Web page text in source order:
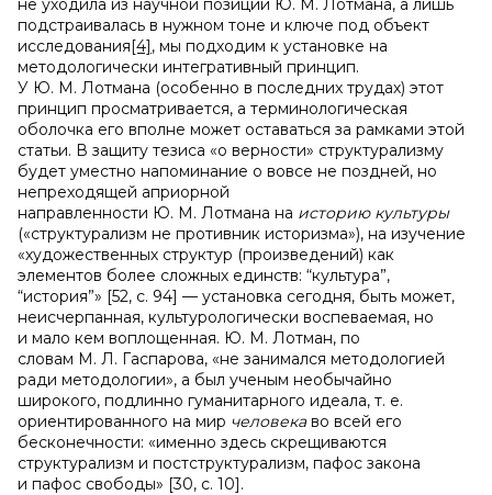
не уходила из научной позиции Ю. М. Лотмана, а лишь
подстраивалась в нужном тоне и ключе под объект
исследования[4], мы подходим к установке на
методологически интегративный принцип.
У Ю. М. Лотмана (особенно в последних трудах) этот
принцип просматривается, а терминологическая
оболочка его вполне может оставаться за рамками этой
статьи. В защиту тезиса «о верности» структурализму
будет уместно напоминание о вовсе не поздней, но
непреходящей априорной
направленности Ю. М. Лотмана на историю культуры
(«структурализм не противник историзма»), на изучение
«художественных структур (произведений) как
элементов более сложных единств: “культура”,
“история”» [52, c. 94] — установка сегодня, быть может,
неисчерпанная, культурологически воспеваемая, но
и мало кем воплощенная. Ю. М. Лотман, по
словам М. Л. Гаспарова, «не занимался методологией
ради методологии», а был ученым необычайно
широкого, подлинно гуманитарного идеала, т. е.
ориентированного на мир человекаво всей его
бесконечности: «именно здесь скрещиваются
структурализм и постструктурализм, пафос закона
и пафос свободы» [30, c. 10].